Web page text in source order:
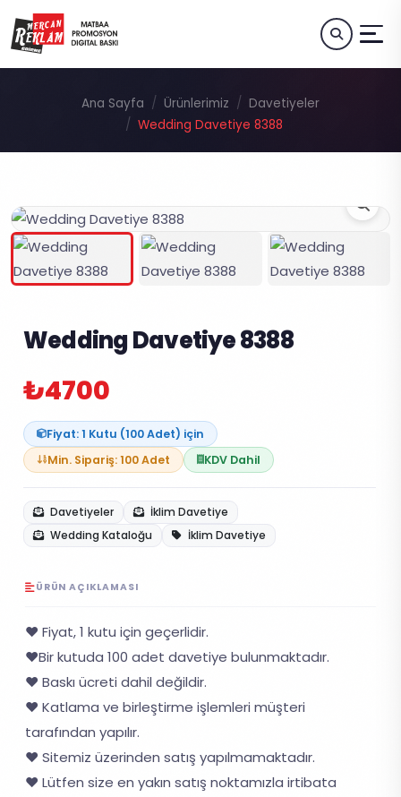
Ana Sayfa Ürünlerimiz
Davetiyeler
Wedding Davetiye 8388
Wedding Davetiye 8388
₺4700
Fiyat: 1 Kutu (100 Adet) için
Min. Sipariş: 100 Adet
KDV Dahil
Davetiyeler
İklim Davetiye
Wedding Kataloğu
İklim Davetiye
ÜRÜN AÇIKLAMASI
❤️ Fiyat, 1 kutu için geçerlidir.
❤️Bir kutuda 100 adet davetiye bulunmaktadır.
❤️ Baskı ücreti dahil değildir.
❤️ Katlama ve birleştirme işlemleri müşteri
tarafından yapılır.
❤️ Sitemiz üzerinden satış yapılmamaktadır.
❤️ Lütfen size en yakın satış noktamızla irtibata